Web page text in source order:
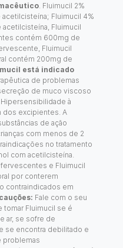
. Fluimucil 2%
Fluimucil 4%
Fluimucil
contém 600mg de
Fluimucil
contém 200mg de
está indicado
de problemas
de muco viscoso
Hipersensibilidade à
dos excipientes. A
de ação
com menos de 2
no tratamento
com acetilcisteína.
e Fluimucil
por conterem
contraindicados em
Fale com o seu
tomar Fluimucil se é
ar, se sofre de
se encontra debilitado e
problemas